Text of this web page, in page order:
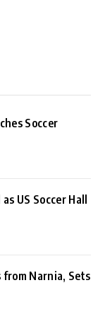
Soccer
US Soccer Hall
from Narnia, Sets